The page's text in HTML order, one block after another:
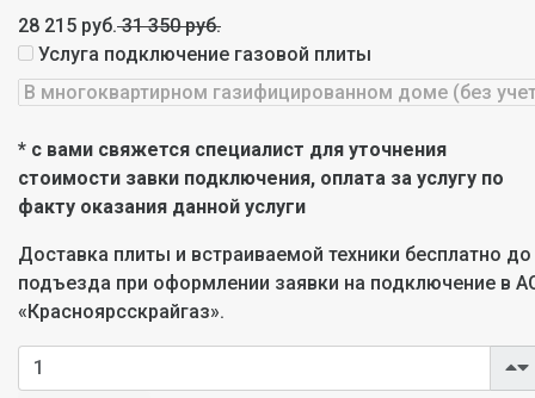
28 215 руб.31 350 руб.
Услуга подключение газовой плиты
* с вами свяжется специалист для уточнения
стоимости завки подключения, оплата за услугу по
факту оказания данной услуги
Доставка плиты и встраиваемой техники бесплатно до
подъезда при оформлении заявки на подключение в
«Красноярсскрайгаз».